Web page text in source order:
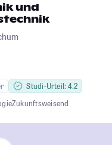
und
Studi-Urteil: 4.2
Zukunftsweisend